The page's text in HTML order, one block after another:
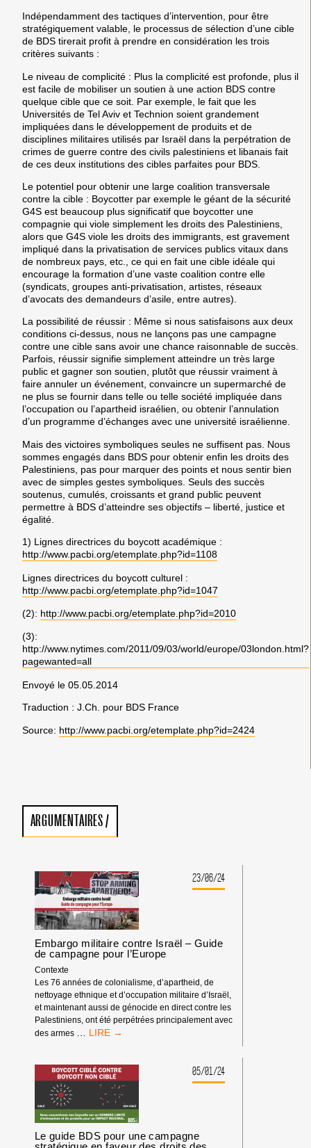
Indépendamment des tactiques d’intervention, pour être
stratégiquement valable, le processus de sélection d’une cible
de BDS tirerait profit à prendre en considération les trois
critères suivants :
Le niveau de complicité : Plus la complicité est profonde, plus il
est facile de mobiliser un soutien à une action BDS contre
quelque cible que ce soit. Par exemple, le fait que les
Universités de Tel Aviv et Technion soient grandement
impliquées dans le développement de produits et de
disciplines militaires utilisés par Israël dans la perpétration de
crimes de guerre contre des civils palestiniens et libanais fait
de ces deux institutions des cibles parfaites pour BDS.
Le potentiel pour obtenir une large coalition transversale
contre la cible : Boycotter par exemple le géant de la sécurité
G4S est beaucoup plus significatif que boycotter une
compagnie qui viole simplement les droits des Palestiniens,
alors que G4S viole les droits des immigrants, est gravement
impliqué dans la privatisation de services publics vitaux dans
de nombreux pays, etc., ce qui en fait une cible idéale qui
encourage la formation d’une vaste coalition contre elle
(syndicats, groupes anti-privatisation, artistes, réseaux
d’avocats des demandeurs d’asile, entre autres).
La possibilité de réussir : Même si nous satisfaisons aux deux
conditions ci-dessus, nous ne lançons pas une campagne
contre une cible sans avoir une chance raisonnable de succès.
Parfois, réussir signifie simplement atteindre un très large
public et gagner son soutien, plutôt que réussir vraiment à
faire annuler un événement, convaincre un supermarché de
ne plus se fournir dans telle ou telle société impliquée dans
l’occupation ou l’apartheid israélien, ou obtenir l’annulation
d’un programme d’échanges avec une université israélienne.
Mais des victoires symboliques seules ne suffisent pas. Nous
sommes engagés dans BDS pour obtenir enfin les droits des
Palestiniens, pas pour marquer des points et nous sentir bien
avec de simples gestes symboliques. Seuls des succès
soutenus, cumulés, croissants et grand public peuvent
permettre à BDS d’atteindre ses objectifs – liberté, justice et
égalité.
1) Lignes directrices du boycott académique :
http://www.pacbi.org/etemplate.php?id=1108
Lignes directrices du boycott culturel :
http://www.pacbi.org/etemplate.php?id=1047
(2): http://www.pacbi.org/etemplate.php?id=2010
(3):
http://www.nytimes.com/2011/09/03/world/europe/03london.html?
pagewanted=all
Envoyé le 05.05.2014
Traduction : J.Ch. pour BDS France
Source: http://www.pacbi.org/etemplate.php?id=2424
ARGUMENTAIRES/
23/06/24
Embargo militaire contre Israël – Guide
de campagne pour l’Europe
Contexte
Les 76 années de colonialisme, d’apartheid, de
nettoyage ethnique et d’occupation militaire d’Israël,
et maintenant aussi de génocide en direct contre les
Palestiniens, ont été perpétrées principalement avec
des armes … EMBARGO
ISRAËL
–
GUIDE
DE
CAMPAGNE
POUR
L’EUROPE
05/01/24
Le guide BDS pour une campagne